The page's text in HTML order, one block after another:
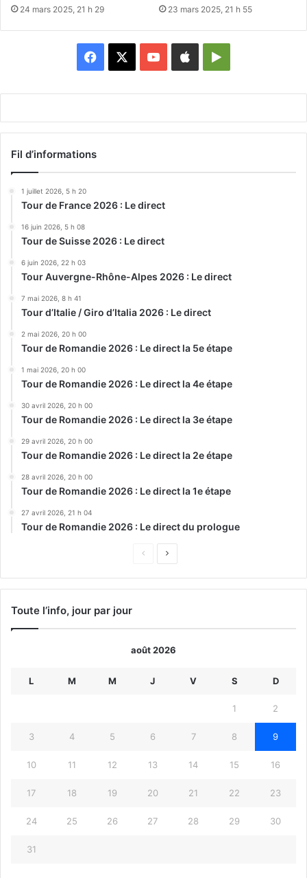
24 mars 2025, 21 h 29 23 mars 2025, 21 h 55
Facebook YouTubeAppleGoogle
Fil d’informations
1 juillet 2026, 5 h 20
Tour de France 2026 : Le direct
16 juin 2026, 5 h 08
Tour de Suisse 2026 : Le direct
6 juin 2026, 22 h 03
Tour Auvergne-Rhône-Alpes 2026 : Le direct
7 mai 2026, 8 h 41
Tour d’Italie / Giro d’Italia 2026 : Le direct
2 mai 2026, 20 h 00
Tour de Romandie 2026 : Le direct la 5e étape
1 mai 2026, 20 h 00
Tour de Romandie 2026 : Le direct la 4e étape
30 avril 2026, 20 h 00
Tour de Romandie 2026 : Le direct la 3e étape
29 avril 2026, 20 h 00
Tour de Romandie 2026 : Le direct la 2e étape
28 avril 2026, 20 h 00
Tour de Romandie 2026 : Le direct la 1e étape
27 avril 2026, 21 h 04
Tour de Romandie 2026 : Le direct du prologue
Page
Page
Toute l’info, jour par jour
août 2026
L M M J V S D
1 2
3 4 5 6 7 8 9
10 11 12 13 14 15 16
17 18 19 20 21 22 23
24 25 26 27 28 29 30
31